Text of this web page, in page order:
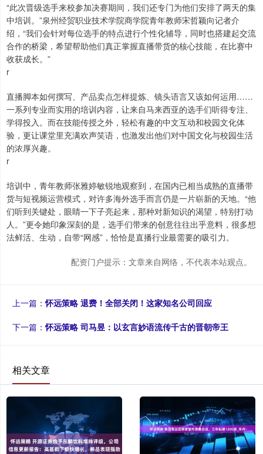
“此次晋级选手来校参加决赛期间，我们还专门为他们安排了两天的集
中培训。”泉州经贸职业技术学院商学院青年教师宋哲颖向记者介
绍，“我们会针对每位选手的特点进行个性化辅导，同时也搭建起交流
合作的桥梁，希望帮助他们真正掌握直播带货的核心技能，在比赛中
收获成长。”
r
直播脚本如何撰写、产品卖点怎样提炼、镜头语言又该如何运用……
一系列专业而实用的培训内容，让来自马来西亚的选手们听得专注、
学得投入。而在技能传授之外，轻松有趣的中文互动和校园文化体
验，更让课堂里充满欢声笑语，也激发出他们对中国文化与校园生活
的浓厚兴趣。
r
培训中，青年教师张雅婷敏锐地观察到，在国内已相当成熟的直播带
货与短视频运营模式，对许多海外选手而言仍是一片崭新的天地。“他
们听到关键处，眼睛一下子亮起来，那种对新知识的渴望，特别打动
人。”更令她印象深刻的是，选手们带来的创意往往出乎意料，很多想
法鲜活、生动，自带“网感”，恰恰是直播行业最需要的吸引力。
配资门户提示：文章来自网络，不代表本站观点。
上一篇：怀远策略 退费！全部关闭！这家知名公司回应
下一篇：怀远策略 司马昱：以玄言妙语流传千古的晋朝帝王
相关文章